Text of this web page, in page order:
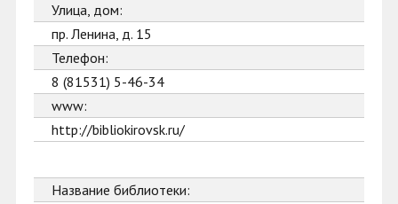
Улица, дом:
пр. Ленина, д. 15
Телефон:
8 (81531) 5-46-34
www:
http://bibliokirovsk.ru/
Название библиотеки: